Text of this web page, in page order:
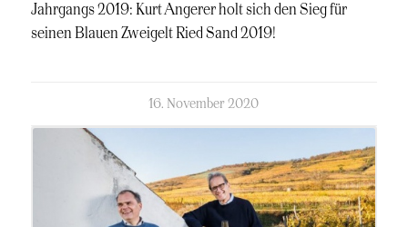
Jahrgangs 2019: Kurt Angerer holt sich den Sieg für
seinen Blauen Zweigelt Ried Sand 2019!
kommentierte
am
16. November 2020